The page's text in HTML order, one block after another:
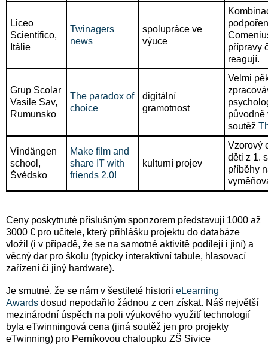
Liceo
Scientifico,
Itálie
Twinagers
news
spolupráce ve
výuce
přípravy
reagují.
Grup Scolar
Vasile Sav,
Rumunsko
The paradox of
choice
digitální
gramotnost
Velmi
původně
soutěž
Vindängen
school,
Švédsko
Make film and
share IT with
friends 2.0!
kulturní projev
Vzorový
děti z 1.
příběhy
Ceny poskytnuté příslušným sponzorem představují 1000 až
3000 € pro učitele, který přihlášku projektu do databáze
vložil (i v případě, že se na samotné aktivitě podílejí i jiní) a
věcný dar pro školu (typicky interaktivní tabule, hlasovací
zařízení či jiný hardware).
Je smutné, že se nám v šestileté historii eLearning
Awards dosud nepodařilo žádnou z cen získat. Náš největší
mezinárodní úspěch na poli výukového využití technologií
byla eTwinningová cena (jiná soutěž jen pro projekty
eTwinning) pro Perníkovou chaloupku ZŠ Sivice